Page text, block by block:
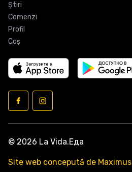
Știri
Comenzi
Profil
Coş
© 2026 La Vida.Еда
Site web concepută de Maximus